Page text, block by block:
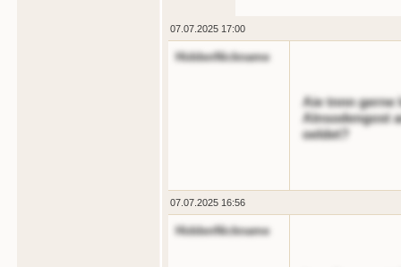
07.07.2025 17:00
HiddenNickname
Aie tnnn gerne
Alnsodengost
oeldet?
07.07.2025 16:56
HiddenNickname